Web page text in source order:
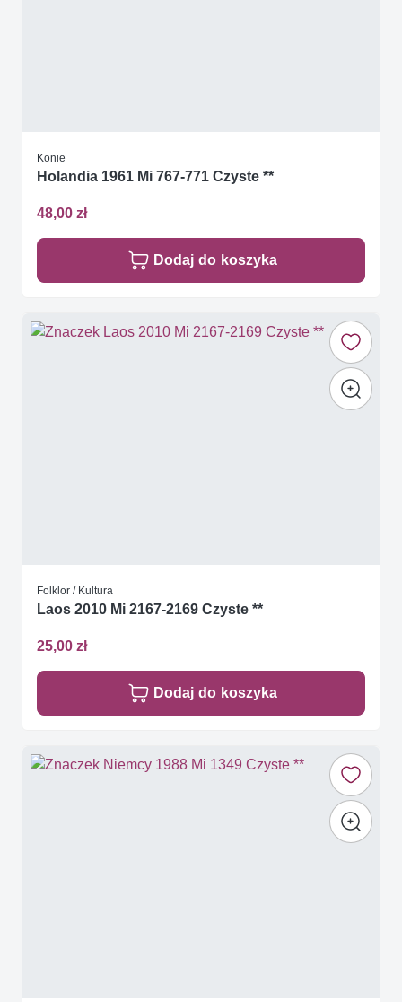
Konie
Holandia 1961 Mi 767-771 Czyste **
48,00 zł
Dodaj do koszyka
Folklor / Kultura
Laos 2010 Mi 2167-2169 Czyste **
25,00 zł
Dodaj do koszyka